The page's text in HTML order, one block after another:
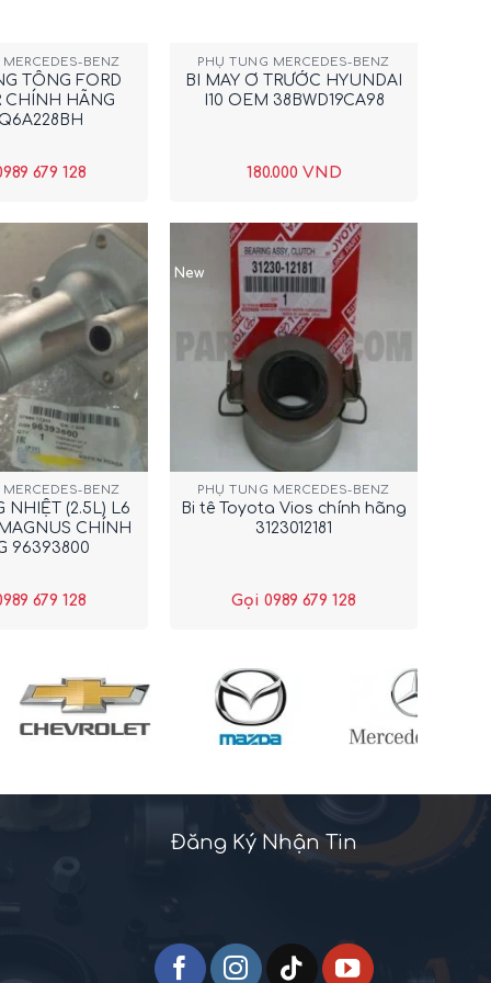
BENZ
TỔNG FORD
CHÍNH HÃNG
679 128
PHỤ TÙNG MERCEDES-BENZ
BI MAY Ơ TRƯỚC HYUNDAI
I10 OEM 38BWD19CA98
180.000 VND
BENZ
NHIỆT (2.5L) L6
CHÍNH
96393800
679 128
New
PHỤ TÙNG MERCEDES-BENZ
Bi tê Toyota Vios chính hãng
3123012181
Gọi 0989 679 128
Đăng Ký Nhận Tin